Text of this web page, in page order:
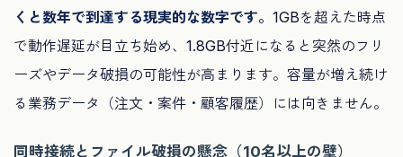
くと数年で到達する現実的な数字です。 1GBを超えた時点
で動作遅延が目立ち始め、1.8GB付近になると突然のフリ
ーズやデータ破損の可能性が高まります。容量が増え続け
る業務データ（注文・案件・顧客履歴）には向きません。
同時接続とファイル破損の懸念（10名以上の壁）